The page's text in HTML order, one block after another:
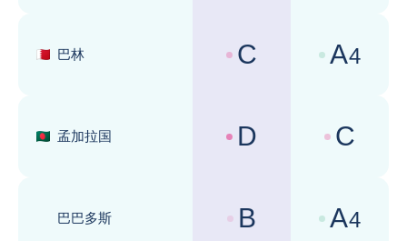
巴林
国家风险评级 :
C 商业环境评级
A4
孟加拉国
国家风险评级 :
D 商业环境评级
C
巴巴多斯
国家风险评级 :
B 商业环境评级
A4